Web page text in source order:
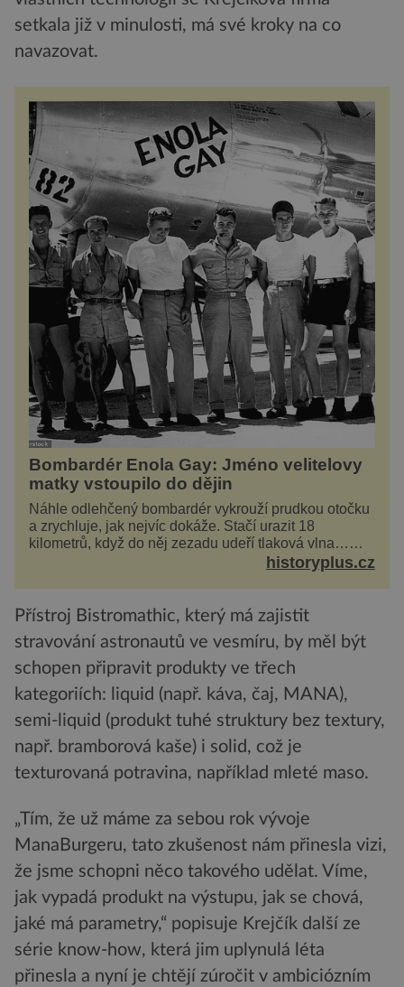
setkala již v minulosti, má své kroky na co
navazovat.
Bombardér Enola Gay: Jméno velitelovy
matky vstoupilo do dějin
Náhle odlehčený bombardér vykrouží prudkou otočku
a zrychluje, jak nejvíc dokáže. Stačí urazit 18
kilometrů, když do něj zezadu udeří tlaková vlna…
Americké rozhodnutí svrhnout ničivou jadernou
historyplus.cz
Přístroj Bistromathic, který má zajistit
stravování astronautů ve vesmíru, by měl být
schopen připravit produkty ve třech
kategoriích: liquid (např. káva, čaj, MANA),
semi-liquid (produkt tuhé struktury bez textury,
např. bramborová kaše) i solid, což je
texturovaná potravina, například mleté maso.
„Tím, že už máme za sebou rok vývoje
ManaBurgeru, tato zkušenost nám přinesla vizi,
že jsme schopni něco takového udělat. Víme,
jak vypadá produkt na výstupu, jak se chová,
jaké má parametry,“ popisuje Krejčík další ze
série know-how, která jim uplynulá léta
přinesla a nyní je chtějí zúročit v ambiciózním